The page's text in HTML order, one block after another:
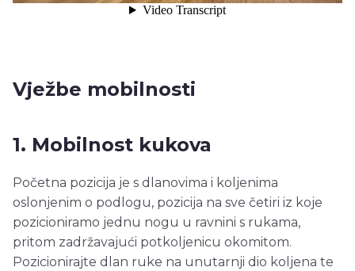
Vježbe mobilnosti
1. Mobilnost kukova
Početna pozicija je s dlanovima i koljenima
oslonjenim o podlogu, pozicija na sve četiri iz koje
pozicioniramo jednu nogu u ravnini s rukama,
pritom zadržavajući potkoljenicu okomitom.
Pozicionirajte dlan ruke na unutarnji dio koljena te